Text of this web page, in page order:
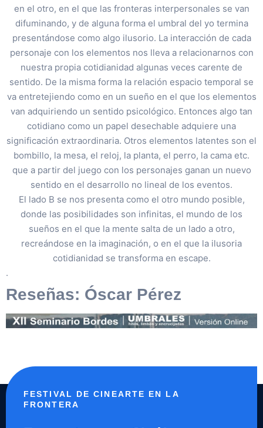
en el otro, en el que las fronteras interpersonales se van
difuminando, y de alguna forma el umbral del yo termina
presentándose como algo ilusorio. La interacción de cada
personaje con los elementos nos lleva a relacionarnos con
nuestra propia cotidianidad algunas veces carente de
sentido. De la misma forma la relación espacio temporal se
va entretejiendo como en un sueño en el que los elementos
van adquiriendo un sentido psicológico. Entonces algo tan
cotidiano como un papel desechable adquiere una
significación extraordinaria. Otros elementos latentes son el
bombillo, la mesa, el reloj, la planta, el perro, la cama etc.
que a partir del juego con los personajes ganan un nuevo
sentido en el desarrollo no lineal de los eventos.
El lado B se nos presenta como el otro mundo posible,
donde las posibilidades son infinitas, el mundo de los
sueños en el que la mente salta de un lado a otro,
recreándose en la imaginación, o en el que la ilusoria
cotidianidad se transforma en escape.
.
Reseñas: Óscar Pérez
FESTIVAL DE CINEARTE EN LA
FRONTERA